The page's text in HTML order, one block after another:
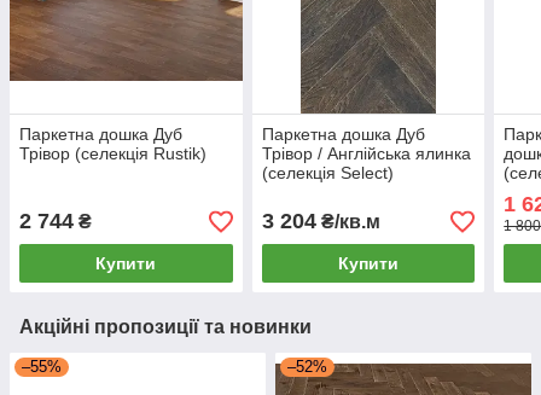
Паркетна дошка Дуб
Трівор (селекція Rustik)
2 744 ₴
Купити
Паркетна дошка Дуб
Трівор / Англійська ялинка
(селекція Select)
3 204₴/кв.м
Купити
1
1
Акційні пропозиції та новинки
–55% –52%